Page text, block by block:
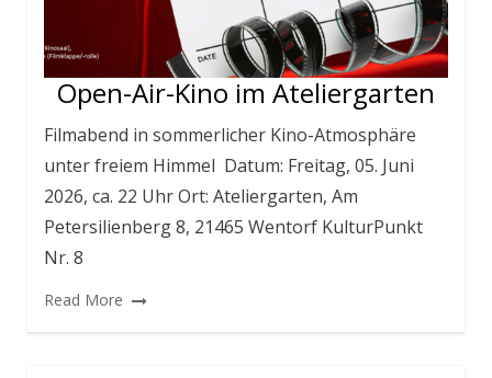
Open-Air-Kino im Ateliergarten
Filmabend in sommerlicher Kino-Atmosphäre
unter freiem Himmel Datum: Freitag, 05. Juni
2026, ca. 22 Uhr Ort: Ateliergarten, Am
Petersilienberg 8, 21465 Wentorf KulturPunkt
Nr. 8
Read More